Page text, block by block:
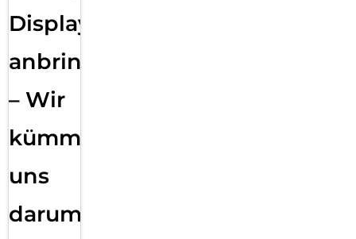
Displayfolie
anbringen
– Wir
kümmern
uns
darum!